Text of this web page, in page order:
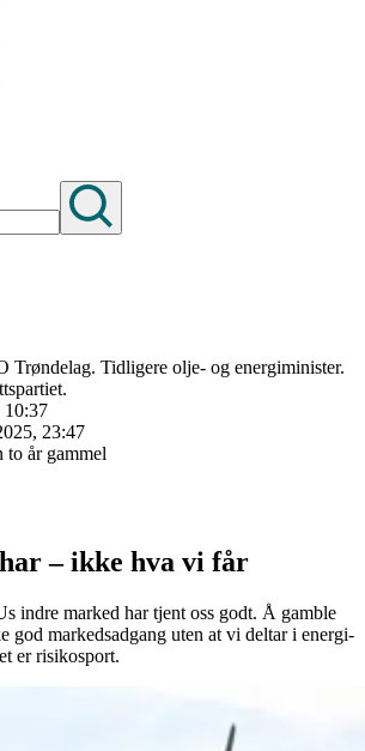
Trøndelag. Tidligere olje- og energiminister.
10:37
23:47
to år gammel
– ikke hva vi får
indre marked har tjent oss godt. Å gamble
god markedsadgang uten at vi deltar i energi-
er risikosport.